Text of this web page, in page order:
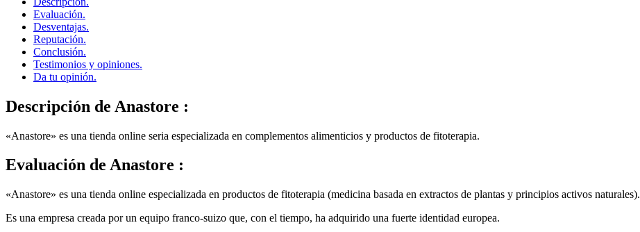
Evaluación.
Desventajas.
Reputación.
Conclusión.
Testimonios y opiniones.
Da tu opinión.
Descripción de Anastore :
«Anastore» es una tienda online seria especializada en complementos alimenticios y productos de fitoterapia.
Evaluación de Anastore :
«Anastore» es una tienda online especializada en productos de fitoterapia (medicina basada en extractos de plantas y principios activos naturales).
Es una empresa creada por un equipo franco-suizo que, con el tiempo, ha adquirido una fuerte identidad europea.